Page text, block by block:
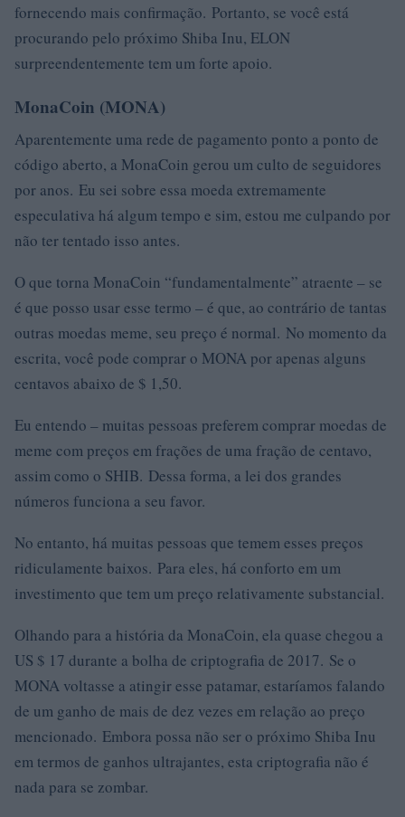
fornecendo mais confirmação. Portanto, se você está
procurando pelo próximo Shiba Inu, ELON
surpreendentemente tem um forte apoio.
MonaCoin (MONA)
Aparentemente uma rede de pagamento ponto a ponto de
código aberto, a MonaCoin gerou um culto de seguidores
por anos. Eu sei sobre essa moeda extremamente
especulativa há algum tempo e sim, estou me culpando por
não ter tentado isso antes.
O que torna MonaCoin “fundamentalmente” atraente – se
é que posso usar esse termo – é que, ao contrário de tantas
outras moedas meme, seu preço é normal. No momento da
escrita, você pode comprar o MONA por apenas alguns
centavos abaixo de $ 1,50.
Eu entendo – muitas pessoas preferem comprar moedas de
meme com preços em frações de uma fração de centavo,
assim como o SHIB. Dessa forma, a lei dos grandes
números funciona a seu favor.
No entanto, há muitas pessoas que temem esses preços
ridiculamente baixos. Para eles, há conforto em um
investimento que tem um preço relativamente substancial.
Olhando para a história da MonaCoin, ela quase chegou a
US $ 17 durante a bolha de criptografia de 2017. Se o
MONA voltasse a atingir esse patamar, estaríamos falando
de um ganho de mais de dez vezes em relação ao preço
mencionado. Embora possa não ser o próximo Shiba Inu
em termos de ganhos ultrajantes, esta criptografia não é
nada para se zombar.